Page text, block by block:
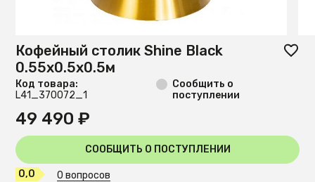
Кофейный столик Shine Black
0.55x0.5x0.5м
Код товара:
L41_370072_1
Сообщить о
поступлении
49 490 ₽
СООБЩИТЬ О ПОСТУПЛЕНИИ
0,0 0 вопросов